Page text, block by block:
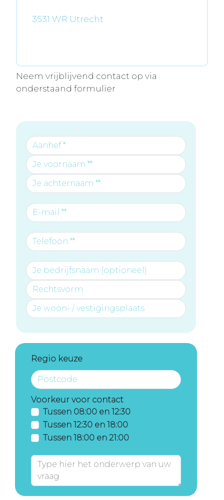
3531 WR Utrecht
Neem vrijblijvend contact op via
onderstaand formulier
Regio keuze
Voorkeur voor contact
Tussen 08:00 en 12:30
Tussen 12:30 en 18:00
Tussen 18:00 en 21:00